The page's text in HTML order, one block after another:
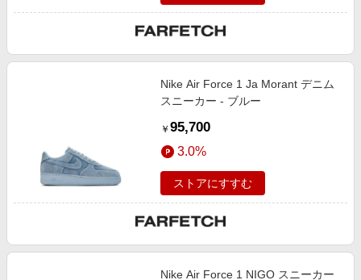
Nike Air Force 1 Ja Morant デニム
スニーカー - ブルー
￥ 95,700
3.0%
ストアにすすむ
Nike Air Force 1 NIGO スニーカー